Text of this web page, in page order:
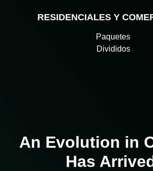
RESIDENCIALES Y
Paquetes
Divididos
An Evolution in
Has